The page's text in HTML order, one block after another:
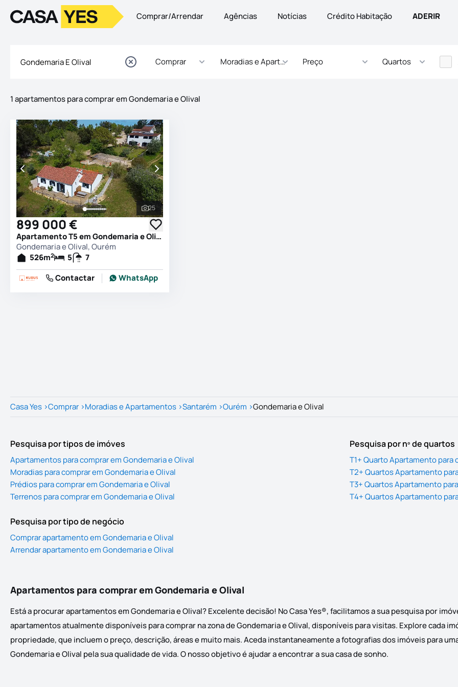
LogoIr para a homepage Comprar/Arrendar Agências Notícias Crédito Habitação ADERIR
Comprar Moradias e ApartamentosPreço Quartos
1 apartamentos para comprar em Gondemaria e Olival
Imóveis
Lista de Imóveis
Ver todas as fotografias
25
899 000 €
Apartamento T5 em Gondemaria e Olival, Ourém
Gondemaria e Olival, Ourém
526m2 5
7
Contactar
WhatsApp
Casa Yes >Comprar >Moradias e Apartamentos >Santarém >Ourém >Gondemaria e Olival
Pesquisa por tipos de imóves
Apartamentos para comprar em Gondemaria e Olival
Moradias para comprar em Gondemaria e Olival
Prédios para comprar em Gondemaria e Olival
Terrenos para comprar em Gondemaria e Olival
Pesquisa por nº de quartos
T1+ Quarto Apartamento para
T2+ Quartos Apartamento
T3+ Quartos Apartamento
T4+ Quartos Apartamento
Pesquisa por tipo de negócio
Comprar apartamento em Gondemaria e Olival
Arrendar apartamento em Gondemaria e Olival
Apartamentos para comprar em Gondemaria e Olival
Está a procurar apartamentos em Gondemaria e Olival? Excelente decisão! No Casa Yes®, facilitamos a sua pesquisa por
apartamentos atualmente disponíveis para comprar na zona de Gondemaria e Olival, disponíveis para visitas. Explore cada
propriedade, que incluem o preço, descrição, áreas e muito mais. Aceda instantaneamente a fotografias dos imóveis para
Gondemaria e Olival pela sua qualidade de vida. O nosso objetivo é ajudar a encontrar a sua casa de sonho.